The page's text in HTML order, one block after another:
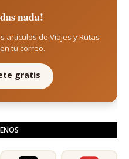
nada!
artículos de Viajes y Rutas
tu correo.
gratis